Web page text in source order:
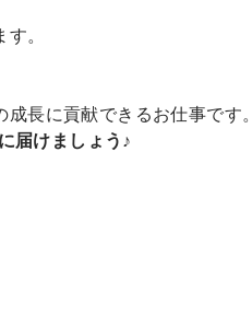
。
長に貢献できるお仕事です。
届けましょう♪